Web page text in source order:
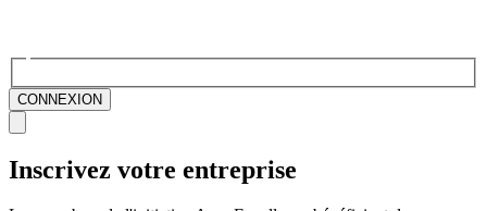
CONNEXION
Inscrivez votre entreprise